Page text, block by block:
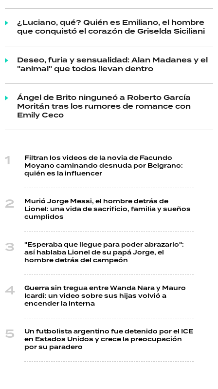
¿Luciano, qué? Quién es Emiliano, el hombre
que conquistó el corazón de Griselda Siciliani
Deseo, furia y sensualidad: Alan Madanes y el
"animal" que todos llevan dentro
Ángel de Brito ninguneó a Roberto García
Moritán tras los rumores de romance con
Emily Ceco
Filtran los videos de la novia de Facundo
Moyano caminando desnuda por Belgrano:
quién es la influencer
Murió Jorge Messi, el hombre detrás de
Lionel: una vida de sacrificio, familia y sueños
cumplidos
"Esperaba que llegue para poder abrazarlo":
así hablaba Lionel de su papá Jorge, el
hombre detrás del campeón
Guerra sin tregua entre Wanda Nara y Mauro
Icardi: un video sobre sus hijas volvió a
encender la interna
Un futbolista argentino fue detenido por el ICE
en Estados Unidos y crece la preocupación
por su paradero